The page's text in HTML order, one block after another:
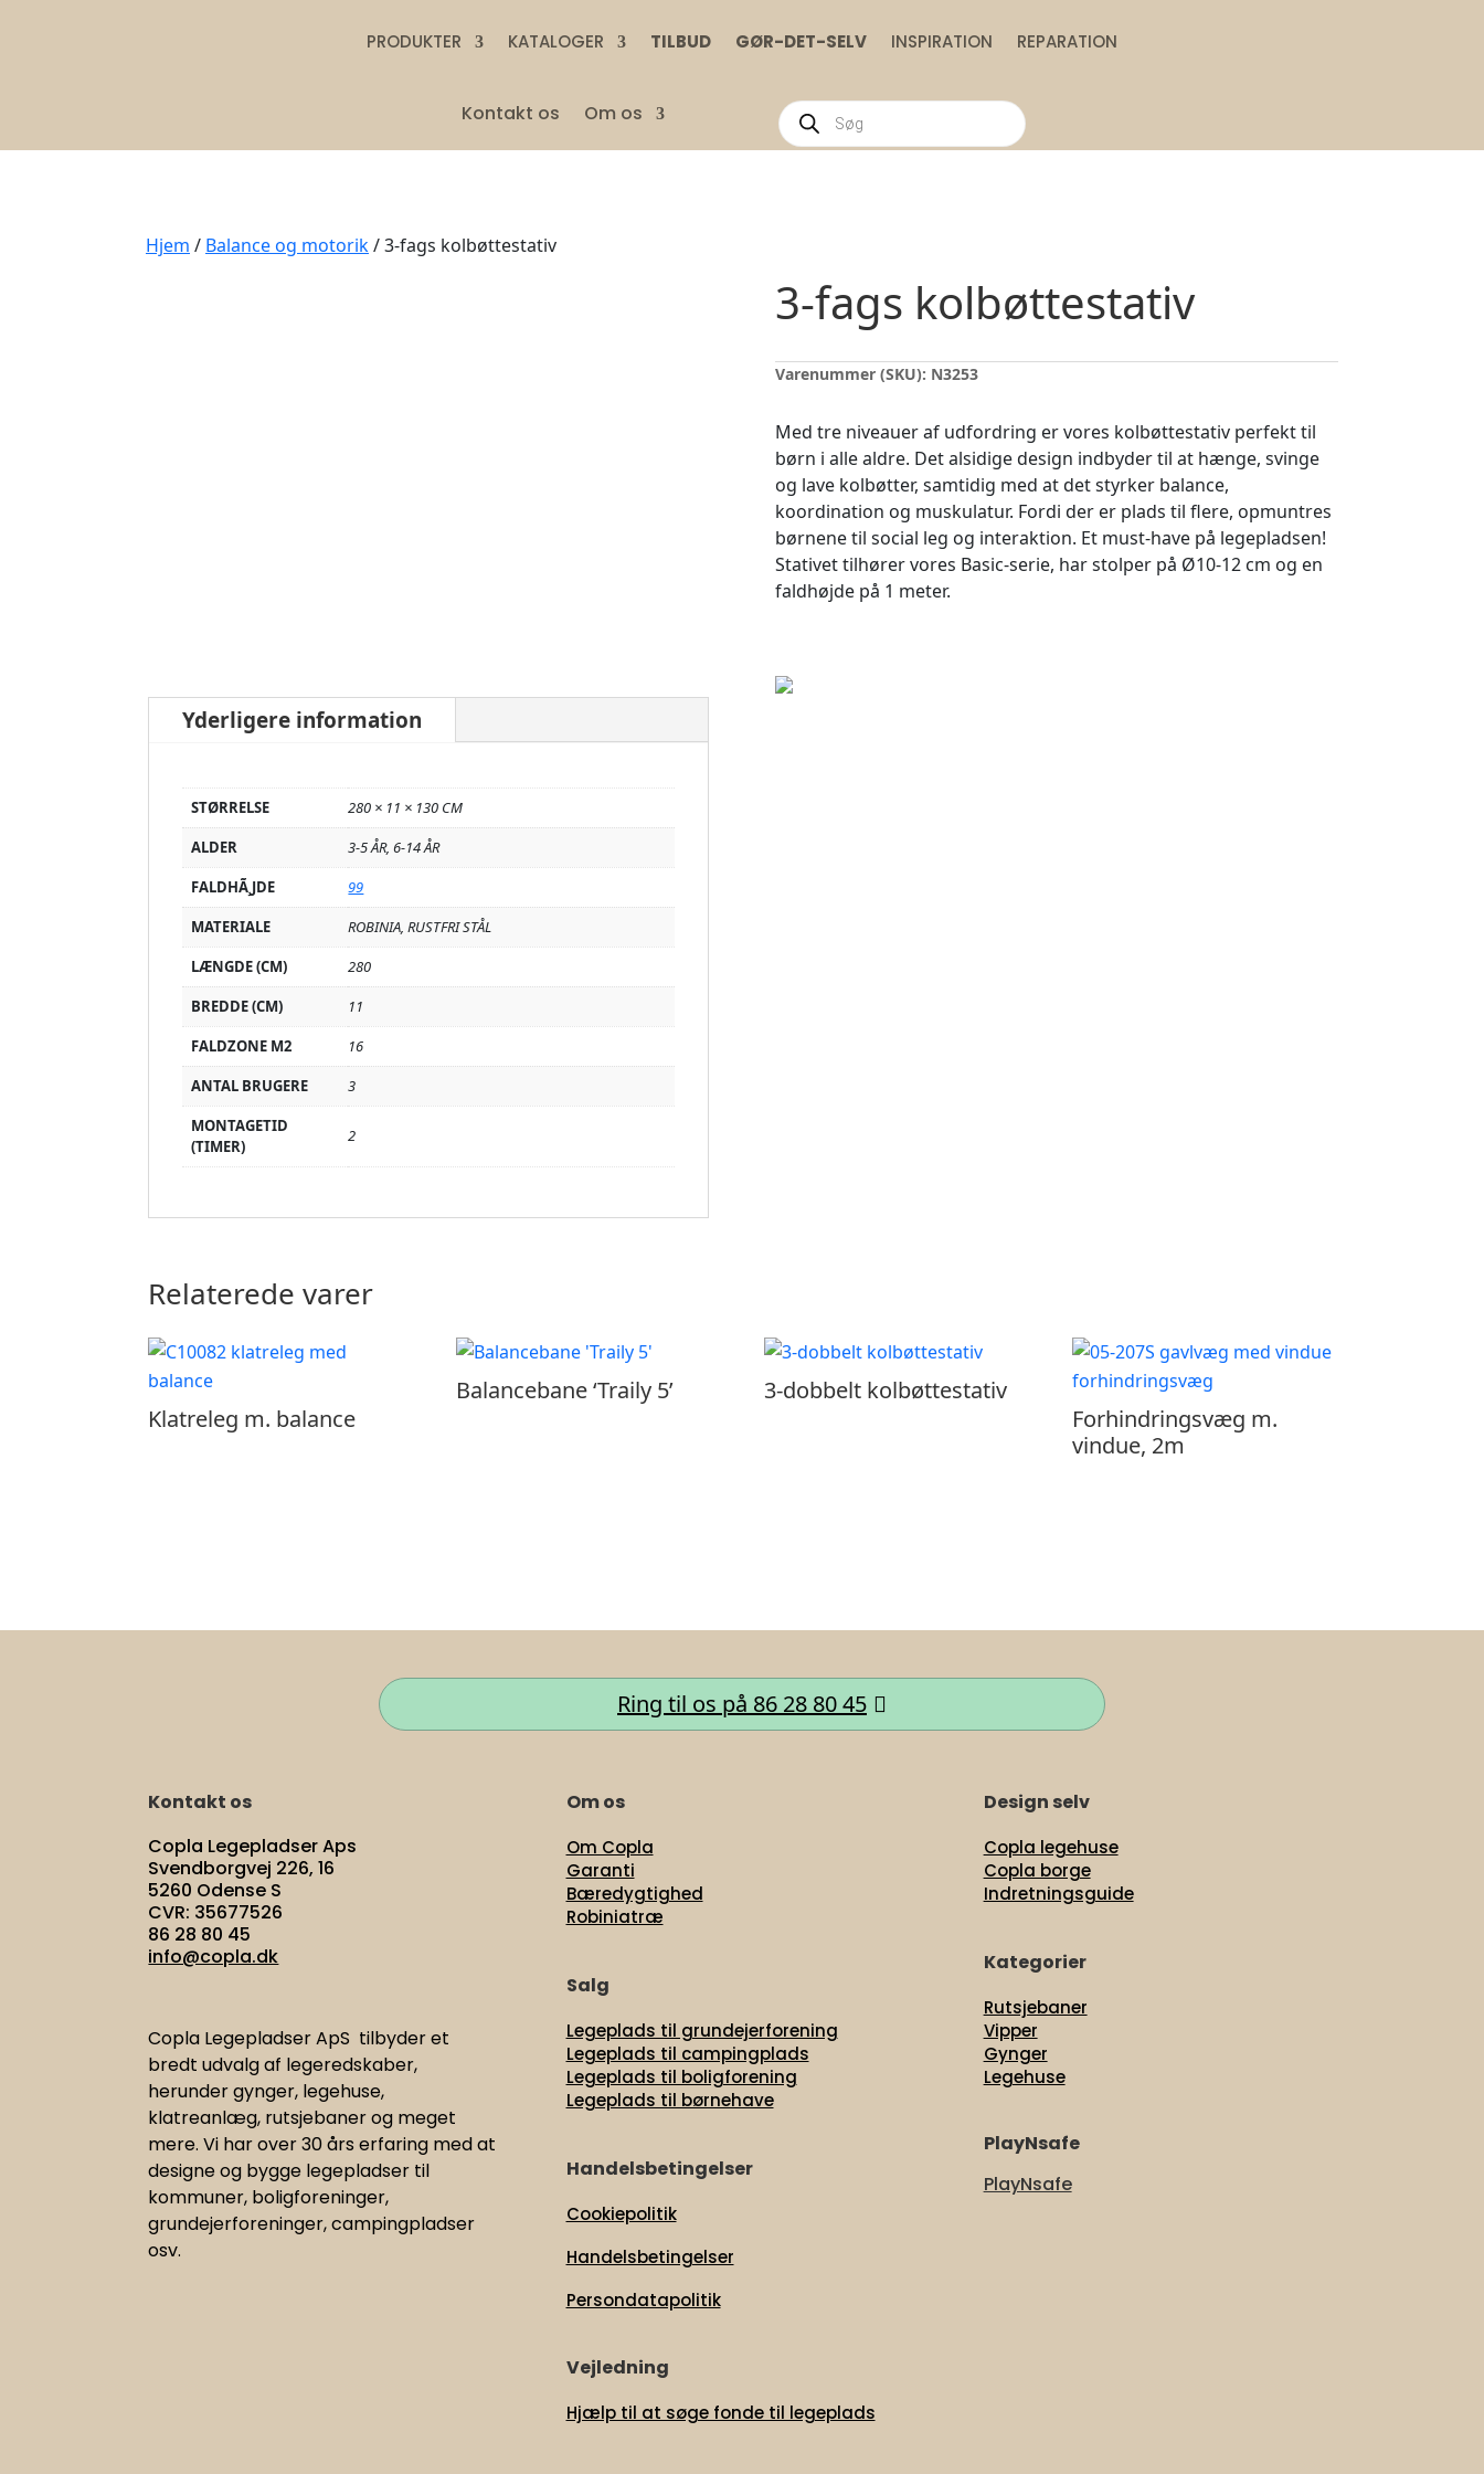
PRODUKTER KATALOGER TILBUD GØR-DET-SELV INSPIRATION REPARATION
Kontakt os Om os Products
search
Hjem / Balance og motorik/ 3-fags kolbøttestativ
3-fags kolbøttestativ
Varenummer (SKU): N3253
Med tre niveauer af udfordring er vores kolbøttestativ perfekt til
børn i alle aldre. Det alsidige design indbyder til at hænge, svinge
og lave kolbøtter, samtidig med at det styrker balance,
koordination og muskulatur. Fordi der er plads til flere, opmuntres
børnene til social leg og interaktion. Et must-have på legepladsen!
Stativet tilhører vores Basic-serie, har stolper på Ø10-12 cm og en
faldhøjde på 1 meter.
Yderligere information
STØRRELSE
280 × 11 × 130 CM
ALDER
3-5 ÅR, 6-14 ÅR
FALDHÃ¸JDE
99
MATERIALE
ROBINIA, RUSTFRI STÅL
LÆNGDE (CM)
280
BREDDE (CM)
11
FALDZONE M2
16
ANTAL BRUGERE
3
MONTAGETID
(TIMER)
2
Relaterede varer
Klatreleg m. balance
Balancebane ‘Traily 5’
3-dobbelt kolbøttestativ
Forhindringsvæg m.
vindue, 2m
Ring til os på 86 28 80 45
Kontakt os
Copla Legepladser Aps
Svendborgvej 226, 16
5260 Odense S
CVR: 35677526
86 28 80 45
info@copla.dk
Copla Legepladser ApS tilbyder et
bredt udvalg af legeredskaber,
herunder gynger, legehuse,
klatreanlæg, rutsjebaner og meget
mere. Vi harover 30 års erfaring med at
designe og bygge legepladser til
kommuner, boligforeninger,
grundejerforeninger, campingpladser
osv.
Om os
Om Copla
Garanti
Bæredygtighed
Robiniatræ
Salg
Legeplads til grundejerforening
Legeplads til campingplads
Legeplads til boligforening
Legeplads til børnehave
Handelsbetingelser
Cookiepolitik
Handelsbetingelser
Persondatapolitik
Vejledning
Hjælp til at søge fonde til legeplads
Design selv
Copla legehuse
Copla borge
Indretningsguide
Kategorier
Rutsjebaner
Vipper
Gynger
Legehuse
PlayNsafe
PlayNsafe